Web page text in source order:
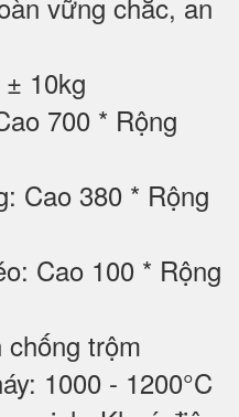
10kg
700 * Rộng
Cao 380 * Rộng
Cao 100 * Rộng
trộm
1000 - 1200°C